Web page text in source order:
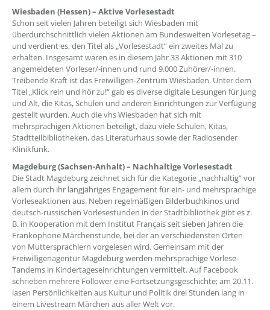
Wiesbaden (Hessen) – Aktive Vorlesestadt
Schon seit vielen Jahren beteiligt sich Wiesbaden mit
überdurchschnittlich vielen Aktionen am Bundesweiten Vorlesetag –
und verdient es, den Titel als „Vorlesestadt“ ein zweites Mal zu
erhalten. Insgesamt waren es in diesem Jahr 33 Aktionen mit 310
angemeldeten Vorleser/-innen und rund 9.000 Zuhörer/-innen.
Treibende Kraft ist das Freiwilligen-Zentrum Wiesbaden. Unter dem
Titel „Klick rein und hör zu!“ gab es diverse digitale Lesungen für Jung
und Alt, die Kitas, Schulen und anderen Einrichtungen zur Verfügung
gestellt wurden. Auch die vhs Wiesbaden hat sich mit
mehrsprachigen Aktionen beteiligt, dazu viele Schulen, Kitas,
Stadtteilbibliotheken, das Literaturhaus sowie der Radiosender
Klinikfunk.
Magdeburg (Sachsen-Anhalt) – Nachhaltige Vorlesestadt
Die Stadt Magdeburg zeichnet sich für die Kategorie „nachhaltig“ vor
allem durch ihr langjähriges Engagement für ein- und mehrsprachige
Vorleseaktionen aus. Neben regelmäßigen Bilderbuchkinos und
deutsch-russischen Vorlesestunden in der Stadtbibliothek gibt es z.
B. in Kooperation mit dem Institut Français seit sieben Jahren die
Frankophone Märchenstunde, bei der an verschiedensten Orten
von Muttersprachlern vorgelesen wird. Gemeinsam mit der
Freiwilligenagentur Magdeburg werden mehrsprachige Vorlese-
Tandems in Kindertageseinrichtungen vermittelt. Auf Facebook
schrieben mehrere Follower eine Fortsetzungsgeschichte; am 20.11.
lasen Persönlichkeiten aus Kultur und Politik drei Stunden lang in
einem Livestream Märchen aus aller Welt vor.